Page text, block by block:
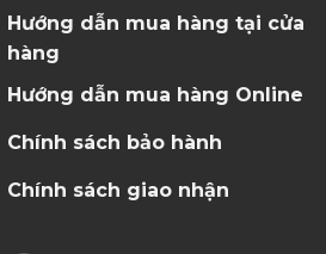
Hướng dẫn mua hàng tại cửa
hàng
Hướng dẫn mua hàng Online
Chính sách bảo hành
Chính sách giao nhận